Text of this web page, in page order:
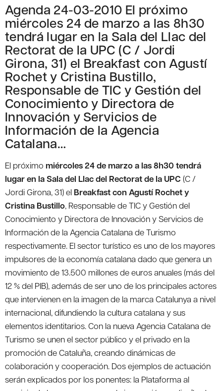
Agenda 24-03-2010 El próximo
miércoles 24 de marzo a las 8h30
tendrá lugar en la Sala del Llac del
Rectorat de la UPC (C / Jordi
Girona, 31) el Breakfast con Agustí
Rochet y Cristina Bustillo,
Responsable de TIC y Gestión del
Conocimiento y Directora de
Innovación y Servicios de
Información de la Agencia
Catalana…
El próximo miércoles 24 de marzo a las 8h30 tendrá
lugar en la Sala del Llac del Rectorat de la UPC (C /
Jordi Girona, 31) el Breakfast con Agustí Rochet y
Cristina Bustillo, Responsable de TIC y Gestión del
Conocimiento y Directora de Innovación y Servicios de
Información de la Agencia Catalana de Turismo
respectivamente. El sector turístico es uno de los mayores
impulsores de la economía catalana dado que genera un
movimiento de 13.500 millones de euros anuales (más del
12 % del PIB), además de ser uno de los principales actores
que intervienen en la imagen de la marca Catalunya a nivel
internacional, difundiendo la cultura catalana y sus
elementos identitarios. Con la nueva Agencia Catalana de
Turismo se unen el sector público y el privado en la
promoción de Cataluña, creando dinámicas de
colaboración y cooperación. Dos ejemplos de actuación
serán explicados por los ponentes: la Plataforma al